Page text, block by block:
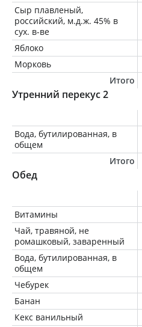
Сыр плавленый,
российский, м.д.ж. 45% в
сух. в-ве
Яблоко
Морковь
Итого
Утренний перекус 2
Вода, бутилированная, в
общем
Итого
Обед
Витамины
Чай, травяной, не
ромашковый, заваренный
Вода, бутилированная, в
общем
Чебурек
Банан
Кекс ванильный